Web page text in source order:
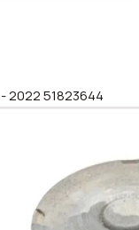
2022 51823644